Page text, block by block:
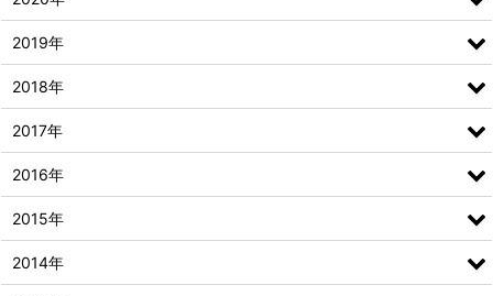
2019年
2018年
2017年
2016年
2015年
2014年